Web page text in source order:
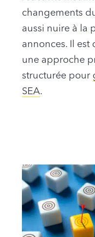
changements
aussi nuire à la
annonces. Il est
une approche
structurée pour
SEA.